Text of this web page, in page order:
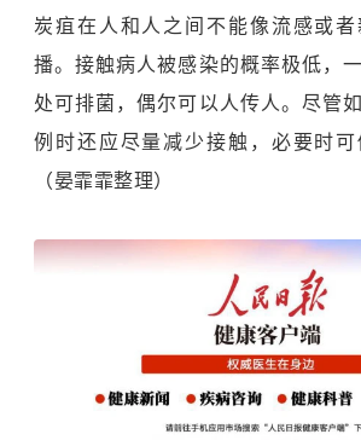
炭疽在人和人之间不能像流感或
播。接触病人被感染的概率极低，
处可排菌，偶尔可以人传人。尽管
例时还应尽量减少接触，必要时可
（晏霏霏整理）